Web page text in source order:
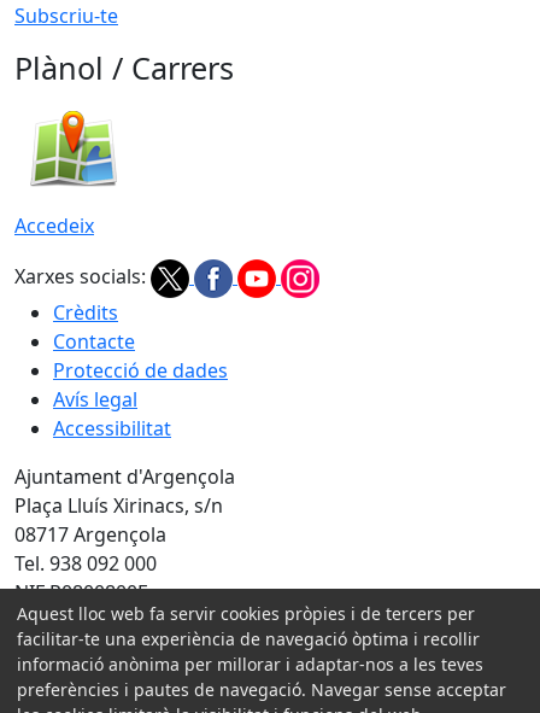
Subscriu-te
Plànol / Carrers
Accedeix
Xarxes socials:
Crèdits
Contacte
Protecció de dades
Avís legal
Accessibilitat
Ajuntament d'Argençola
Plaça Lluís Xirinacs, s/n
08717 Argençola
Tel. 938 092 000
NIF P0800800E
Amb la col·laboració de:
Aquest lloc web fa servir cookies pròpies i de tercers per
facilitar-te una experiència de navegació òptima i recollir
informació anònima per millorar i adaptar-nos a les teves
preferències i pautes de navegació. Navegar sense acceptar